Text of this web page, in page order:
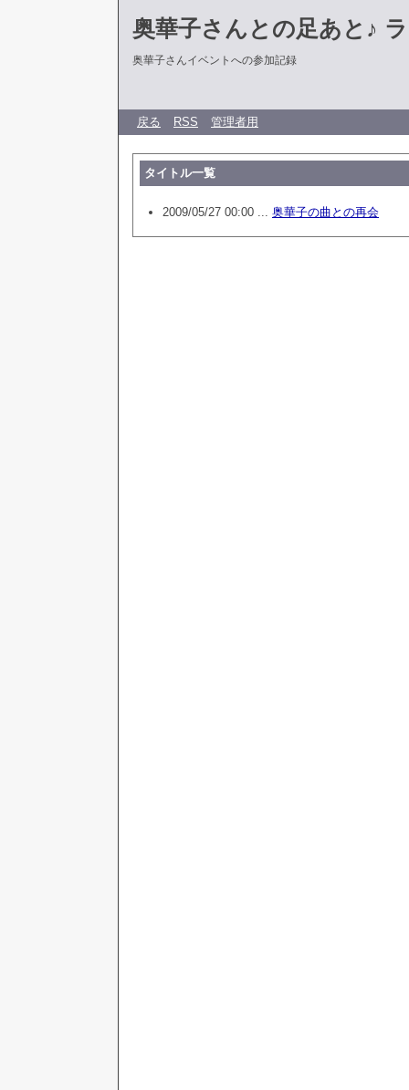
奥華子さんとの足あと♪
奥華子さんイベントへの参加記録
戻る RSS 管理者用
タイトル一覧
2009/05/27 00:00 ... 奥華子の曲との再会